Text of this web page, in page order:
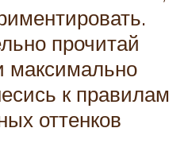
прочитай
максимально
к правилам
оттенков